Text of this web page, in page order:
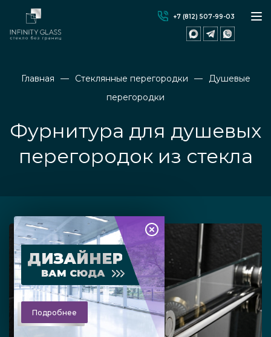
+7 (812) 507-99-03
Главная Стеклянные перегородки
Душевые
перегородки
Фурнитура для душевых
перегородок из стекла
ДИЗАЙНЕР
ВАМ СЮДА
Подробнее